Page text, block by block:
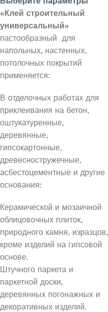
«Клей строительный
универсальный»
пастообразный для
напольных, настенных,
потолочных покрытий
применяется:
В отделочных работах для
приклеивания на бетон,
оштукатуренные,
деревянные,
гипсокартонные,
древесностружечные,
асбестоцементные и другие
основания:
Керамической и мозаичной
облицовочных плиток,
природного камня, изразцов,
кроме изделий на гипсовой
основе.
Штучного паркета и
паркетной доски,
деревянных погонажных и
декоративных изделий.